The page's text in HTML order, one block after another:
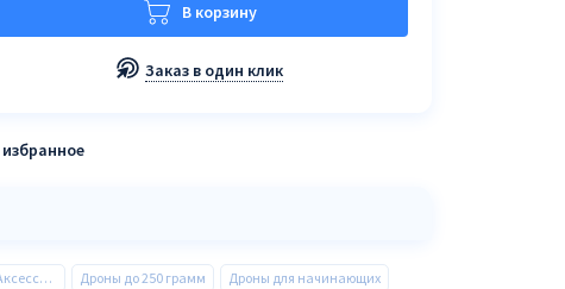
В корзину
Заказ в один клик
избранное
Квадрокоптеры и Аксессуары Дроны до 250 грамм
Дроны для начинающих